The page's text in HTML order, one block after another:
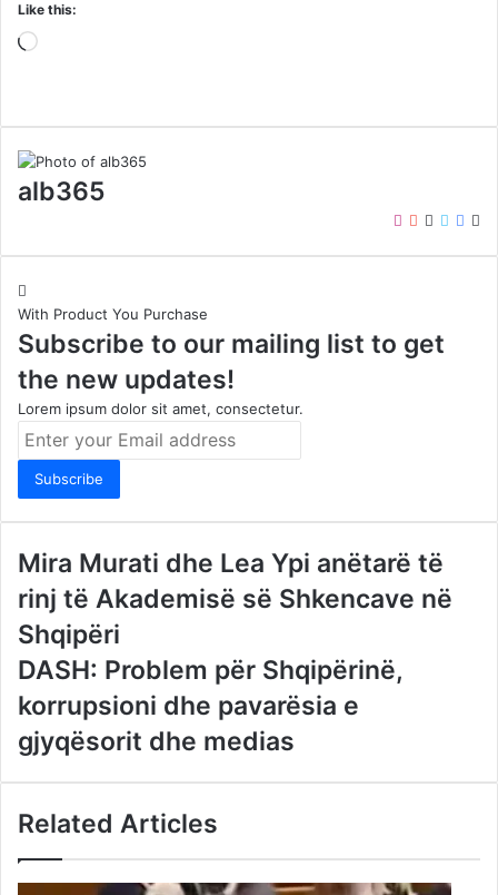
Like this:
Loading…
alb365
Twitter
LinkedIn
YouTube
Instagram
With Product You Purchase
Subscribe to our mailing list to get
the new updates!
Lorem ipsum dolor sit amet, consectetur.
Enter
Email
address
Mira Murati dhe Lea Ypi anëtarë të
rinj të Akademisë së Shkencave në
Shqipëri
DASH: Problem për Shqipërinë,
korrupsioni dhe pavarësia e
gjyqësorit dhe medias
Related Articles